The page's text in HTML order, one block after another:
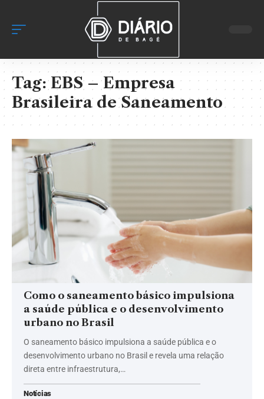
Tag:EBS – Empresa
Brasileira de Saneamento
Como o saneamento básico impulsiona
a saúde pública e o desenvolvimento
urbano no Brasil
O saneamento básico impulsiona a saúde pública e o
desenvolvimento urbano no Brasil e revela uma relação
direta entre infraestrutura,…
Notícias